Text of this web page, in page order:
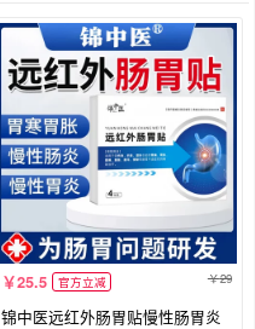
25.5 官方立减 29
锦中医远红外肠胃贴慢性肠胃炎